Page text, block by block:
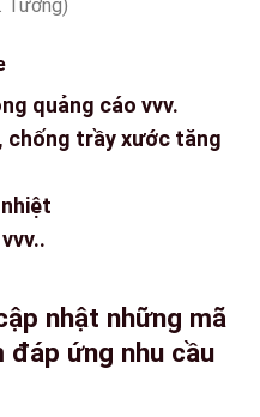
Tương)
quảng cáo vvv.
chống trầy xước tăng
nhật những mã
đáp ứng nhu cầu